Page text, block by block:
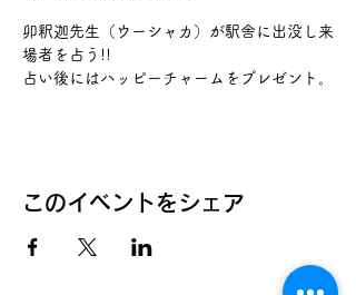
卯釈迦先生（ウーシャカ）が駅舎に出没し来
場者を占う!!
占い後にはハッピーチャームをプレゼント。
このイベントをシェア